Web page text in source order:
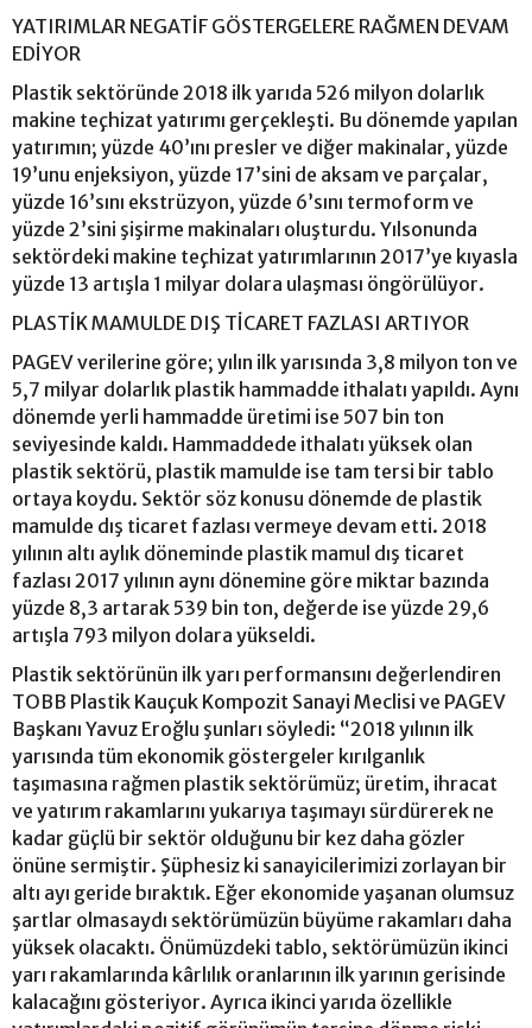
YATIRIMLAR NEGATİF GÖSTERGELERE RAĞMEN DEVAM
EDİYOR
Plastik sektöründe 2018 ilk yarıda 526 milyon dolarlık
makine teçhizat yatırımı gerçekleşti. Bu dönemde yapılan
yatırımın; yüzde 40’ını presler ve diğer makinalar, yüzde
19’unu enjeksiyon, yüzde 17’sini de aksam ve parçalar,
yüzde 16’sını ekstrüzyon, yüzde 6’sını termoform ve
yüzde 2’sini şişirme makinaları oluşturdu. Yılsonunda
sektördeki makine teçhizat yatırımlarının 2017’ye kıyasla
yüzde 13 artışla 1 milyar dolara ulaşması öngörülüyor.
PLASTİK MAMULDE DIŞ TİCARET FAZLASI ARTIYOR
PAGEV verilerine göre; yılın ilk yarısında 3,8 milyon ton ve
5,7 milyar dolarlık plastik hammadde ithalatı yapıldı. Aynı
dönemde yerli hammadde üretimi ise 507 bin ton
seviyesinde kaldı. Hammaddede ithalatı yüksek olan
plastik sektörü, plastik mamulde ise tam tersi bir tablo
ortaya koydu. Sektör söz konusu dönemde de plastik
mamulde dış ticaret fazlası vermeye devam etti. 2018
yılının altı aylık döneminde plastik mamul dış ticaret
fazlası 2017 yılının aynı dönemine göre miktar bazında
yüzde 8,3 artarak 539 bin ton, değerde ise yüzde 29,6
artışla 793 milyon dolara yükseldi.
Plastik sektörünün ilk yarı performansını değerlendiren
TOBB Plastik Kauçuk Kompozit Sanayi Meclisi ve PAGEV
Başkanı Yavuz Eroğlu şunları söyledi: “2018 yılının ilk
yarısında tüm ekonomik göstergeler kırılganlık
taşımasına rağmen plastik sektörümüz; üretim, ihracat
ve yatırım rakamlarını yukarıya taşımayı sürdürerek ne
kadar güçlü bir sektör olduğunu bir kez daha gözler
önüne sermiştir. Şüphesiz ki sanayicilerimizi zorlayan bir
altı ayı geride bıraktık. Eğer ekonomide yaşanan olumsuz
şartlar olmasaydı sektörümüzün büyüme rakamları daha
yüksek olacaktı. Önümüzdeki tablo, sektörümüzün ikinci
yarı rakamlarında kârlılık oranlarının ilk yarının gerisinde
kalacağını gösteriyor. Ayrıca ikinci yarıda özellikle